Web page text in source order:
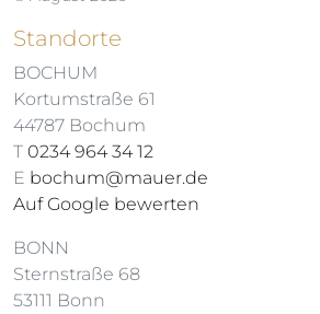
Standorte
BOCHUM
Kortumstraße 61
44787 Bochum
T 0234 964 34 12
E bochum@mauer.de
Auf Google bewerten
BONN
Sternstraße 68
53111 Bonn